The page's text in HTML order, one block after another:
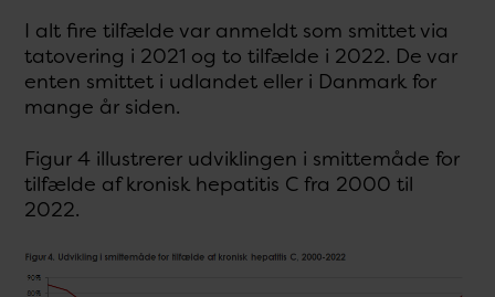
I alt fire tilfælde var anmeldt som smittet via
tatovering i 2021 og to tilfælde i 2022. De var
enten smittet i udlandet eller i Danmark for
mange år siden.
Figur 4 illustrerer udviklingen i smittemåde for
tilfælde af kronisk hepatitis C fra 2000 til
2022.